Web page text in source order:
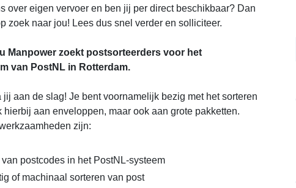
over eigen vervoer en ben jij per direct beschikbaar? Dan
zoek naar jou! Lees dus snel verder en solliciteer.
Manpower zoekt postsorteerders voor het
van PostNL in Rotterdam.
jij aan de slag! Je bent voornamelijk bezig met het sorteren
hierbij aan enveloppen, maar ook aan grote pakketten.
zijn:
van postcodes in het PostNL-systeem
of machinaal sorteren van post